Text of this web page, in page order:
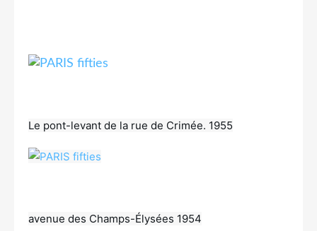
Le pont-levant de la rue de Crimée. 1955
avenue des Champs-Élysées 1954